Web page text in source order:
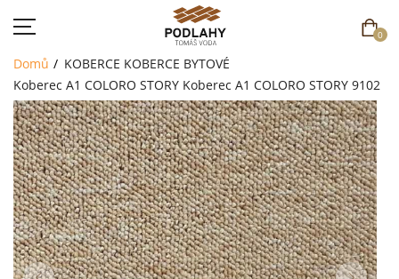
0
DOMŮ
SORTIMENT
AKCE
CENÍK
Domů KOBERCE KOBERCE BYTOVÉ
Koberec A1 COLORO STORY Koberec A1 COLORO STORY 9102